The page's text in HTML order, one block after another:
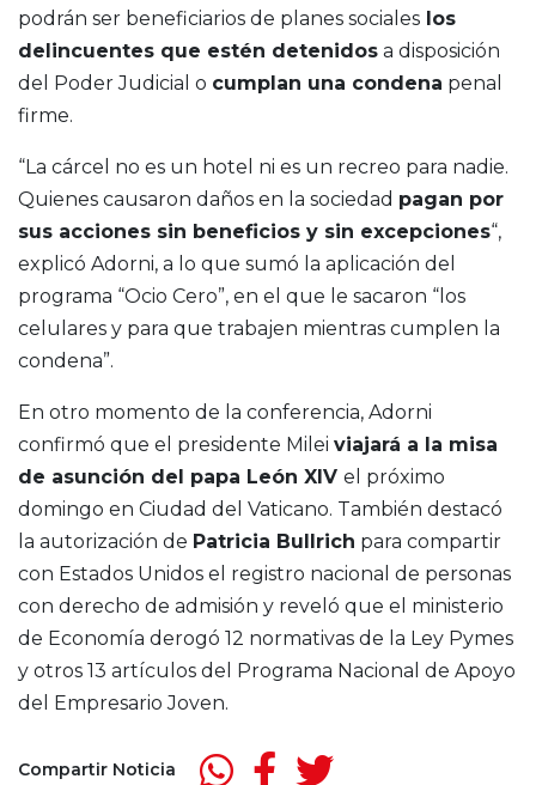
podrán ser beneficiarios de planes sociales los
delincuentes que estén detenidos a disposición
del Poder Judicial o cumplan una condena penal
firme.
“La cárcel no es un hotel ni es un recreo para nadie.
Quienes causaron daños en la sociedad pagan por
sus acciones sin beneficios y sin excepciones“,
explicó Adorni, a lo que sumó la aplicación del
programa “Ocio Cero”, en el que le sacaron “los
celulares y para que trabajen mientras cumplen la
condena”.
En otro momento de la conferencia, Adorni
confirmó que el presidente Milei viajará a la misa
de asunción del papa León XIV el próximo
domingo en Ciudad del Vaticano. También destacó
la autorización de Patricia Bullrich para compartir
con Estados Unidos el registro nacional de personas
con derecho de admisión y reveló que el ministerio
de Economía derogó 12 normativas de la Ley Pymes
y otros 13 artículos del Programa Nacional de Apoyo
del Empresario Joven.
Compartir Noticia